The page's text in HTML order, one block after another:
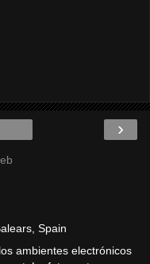
›
Spain
ambientes electrónicos